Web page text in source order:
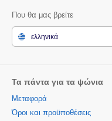
Που θα μας βρείτε
ελληνικά
Τα πάντα για τα ψώνια
Μεταφορά
Όροι και προϋποθέσεις